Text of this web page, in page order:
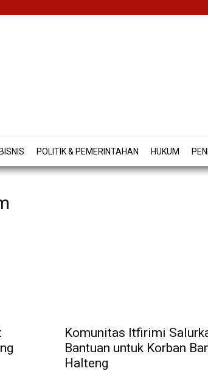
POLITIK & PEMERINTAHAN HUKUM
Komunitas Itfirimi
Bantuan untuk Korban
Halteng